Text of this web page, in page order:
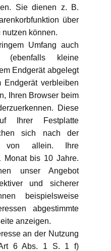
Sie dienen z. B.
über
können.
Umfang auch
(ebenfalls kleine
Endgerät abgelegt
Endgerät verbleiben
Ihren Browser beim
Diese
Ihrer Festplatte
sich nach der
von allein. Ihre
Monat bis 10 Jahre.
unser Angebot
und sicherer
beispielsweise
abgestimmte
anzeigen.
an der Nutzung
6 Abs. 1 S. 1 f)